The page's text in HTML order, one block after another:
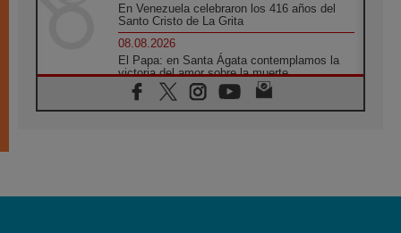
En Venezuela celebraron los 416 años del
Santo Cristo de La Grita
08.08.2026
El Papa: en Santa Ágata contemplamos la
victoria del amor sobre la muerte
08.08.2026
León XIV visitará el Santuario de la Madre
07.08.2026